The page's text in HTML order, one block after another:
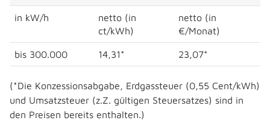
in kW/h
netto (in
ct/kWh)
netto (in
€/Monat)
bis 300.000 14,31* 23,07*
(*Die Konzessionsabgabe, Erdgassteuer (0,55 Cent/kWh)
und Umsatzsteuer (z.Z. gültigen Steuersatzes) sind in
den Preisen bereits enthalten.)